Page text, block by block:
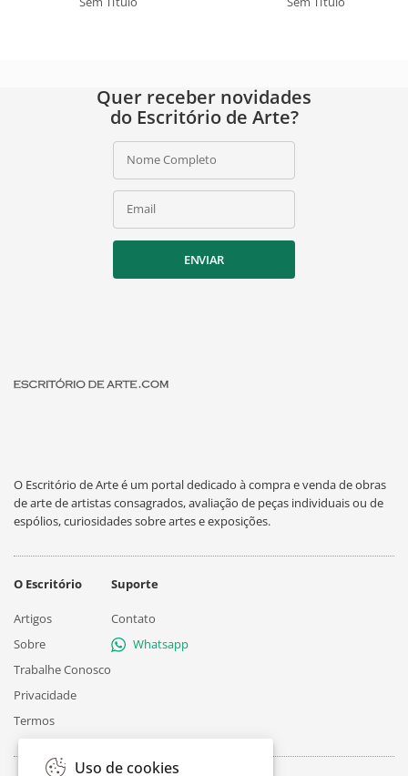
Quer receber novidades
do Escritório de Arte?
Nome Completo
Email
ENVIAR
O Escritório de Arte é um portal dedicado à compra e venda de obras
de arte de artistas consagrados, avaliação de peças individuais ou de
espólios, curiosidades sobre artes e exposições.
O Escritório
Artigos
Sobre
Trabalhe Conosco
Privacidade
Termos
Suporte
Contato
Whatsapp
Uso de cookies